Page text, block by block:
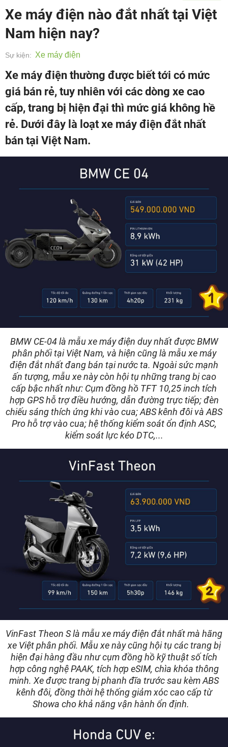
Xe máy điện nào đắt nhất tại Việt
Nam hiện nay?
Sự kiện: Xe máy điện
Xe máy điện thường được biết tới có mức
giá bán rẻ, tuy nhiên với các dòng xe cao
cấp, trang bị hiện đại thì mức giá không hề
rẻ. Dưới đây là loạt xe máy điện đắt nhất
bán tại Việt Nam.
BMW CE-04 là mẫu xe máy điện duy nhất được BMW
phân phối tại Việt Nam, và hiện cũng là mẫu xe máy
điện đắt nhất đang bán tại nước ta. Ngoài sức mạnh
ấn tượng, mẫu xe này còn hội tụ những trang bị cao
cấp bậc nhất như: Cụm đồng hồ TFT 10,25 inch tích
hợp GPS hỗ trợ điều hướng, dẫn đường trực tiếp; đèn
chiếu sáng thích ứng khi vào cua; ABS kênh đôi và ABS
Pro hỗ trợ vào cua; hệ thống kiểm soát ổn định ASC,
kiểm soát lực kéo DTC,...
VinFast Theon S là mẫu xe máy điện đắt nhất mà hãng
xe Việt phân phối. Mẫu xe này cũng hội tụ các trang bị
hiện đại hàng đầu như cụm đồng hồ kỹ thuật số tích
hợp công nghệ PAAK, tích hợp eSIM, chìa khóa thông
minh. Xe được trang bị phanh đĩa trước sau kèm ABS
kênh đôi, đồng thời hệ thống giảm xóc cao cấp từ
Showa cho khả năng vận hành ổn định.